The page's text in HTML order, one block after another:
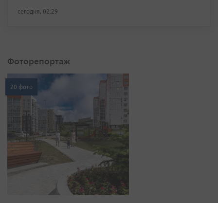
сегодня, 02:29
Фоторепортаж
20 фото